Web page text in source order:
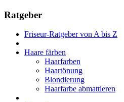
Ratgeber
Friseur-Ratgeber von A bis Z
Haare färben
Haarfarben
Haartönung
Blondierung
Haarfarbe abmattieren